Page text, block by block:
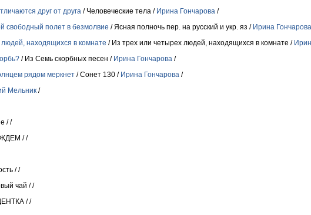
друг от друга / Человеческие тела / Ирина Гончарова /
свободный полет в безмолвие / Ясная полночь пер. на русский и укр. яз / Ирина Гончарова
находящихся в комнате / Из трех или четырех людей, находящихся в комнате /
/ Из Семь скорбных песен / Ирина Гончарова /
рядом меркнет / Сонет 130 / Ирина Гончарова /
Мельник /
//
//
//
чай //
//